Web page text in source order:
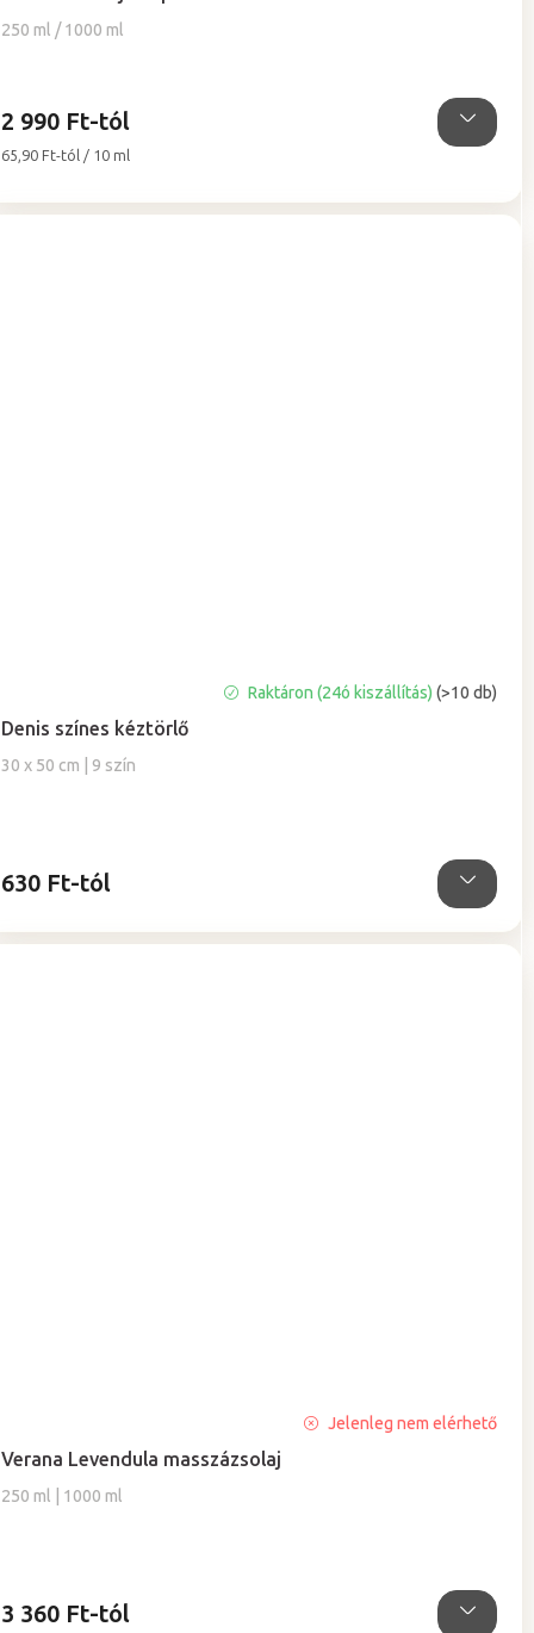
250 ml / 1000 ml
5-
2 990 Ft-tól
Egységár:
65,90 Ft-tól / 10 ml
Denis színes kéztörlő
30 x 50 cm | 9 szín
termék
átlagos
értékelése
Raktáron (24ó kiszállítás)(>10 db)
630 Ft-tól
Verana Levendula masszázsolaj
250 ml | 1000 ml
Jelenleg nem elérhető
3 360 Ft-tól